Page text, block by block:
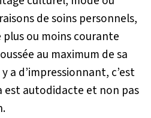
de soins personnels,
ou moins courante
au maximum de sa
a d’impressionnant, c’est
est autodidacte et non pas